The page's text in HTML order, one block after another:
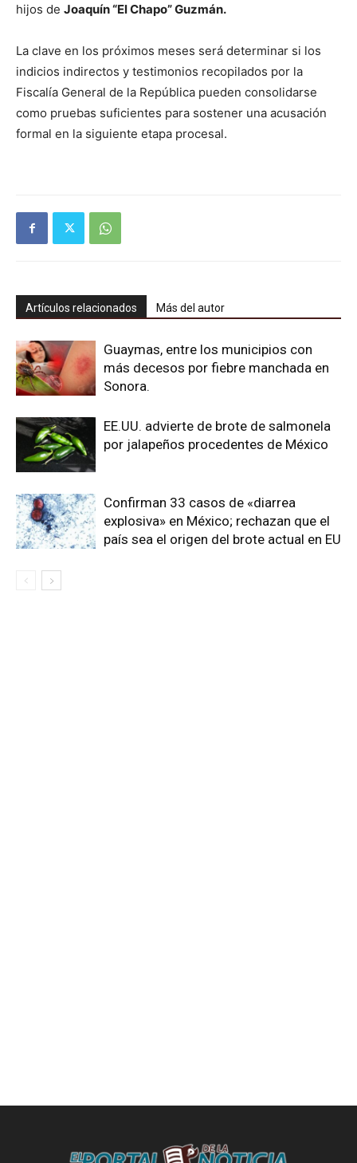
hijos de Joaquín “El Chapo” Guzmán.
La clave en los próximos meses será determinar si los
indicios indirectos y testimonios recopilados por la
Fiscalía General de la República pueden consolidarse
como pruebas suficientes para sostener una acusación
formal en la siguiente etapa procesal.
Artículos relacionados Más del autor
Guaymas, entre los municipios con
más decesos por fiebre manchada en
Sonora.
EE.UU. advierte de brote de salmonela
por jalapeños procedentes de México
Confirman 33 casos de «diarrea
explosiva» en México; rechazan que el
país sea el origen del brote actual en EU